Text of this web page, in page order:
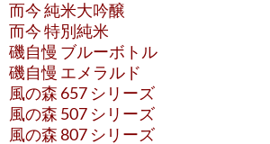
而今 純米大吟醸
而今 特別純米
磯自慢 ブルーボトル
磯自慢 エメラルド
風の森 657 シリーズ
風の森 507 シリーズ
風の森 807 シリーズ